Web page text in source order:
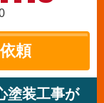
頼
塗装工事が